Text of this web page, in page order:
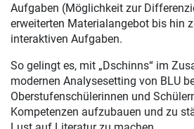
Aufgaben (Möglichkeit zur
erweiterten Materialangebot bis hin
interaktiven Aufgaben.
So gelingt es, mit „Dschinns“ im
modernen Analysesetting von BLU
Oberstufenschülerinnen und
Kompetenzen aufzubauen und zu